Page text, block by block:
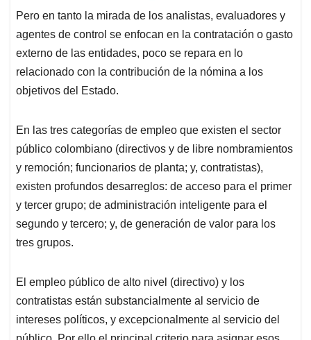
Pero en tanto la mirada de los analistas, evaluadores y
agentes de control se enfocan en la contratación o gasto
externo de las entidades, poco se repara en lo
relacionado con la contribución de la nómina a los
objetivos del Estado.
En las tres categorías de empleo que existen el sector
público colombiano (directivos y de libre nombramientos
y remoción; funcionarios de planta; y, contratistas),
existen profundos desarreglos: de acceso para el primer
y tercer grupo; de administración inteligente para el
segundo y tercero; y, de generación de valor para los
tres grupos.
El empleo público de alto nivel (directivo) y los
contratistas están substancialmente al servicio de
intereses políticos, y excepcionalmente al servicio del